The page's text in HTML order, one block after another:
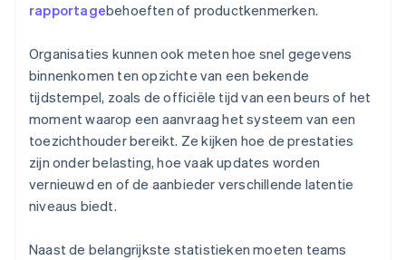
rapportagebehoeften of productkenmerken.
Organisaties kunnen ook meten hoe snel gegevens
binnenkomen ten opzichte van een bekende
tijdstempel, zoals de officiële tijd van een beurs of het
moment waarop een aanvraag het systeem van een
toezichthouder bereikt. Ze kijken hoe de prestaties
zijn onder belasting, hoe vaak updates worden
vernieuwd en of de aanbieder verschillende latentie
niveaus biedt.
Naast de belangrijkste statistieken moeten teams